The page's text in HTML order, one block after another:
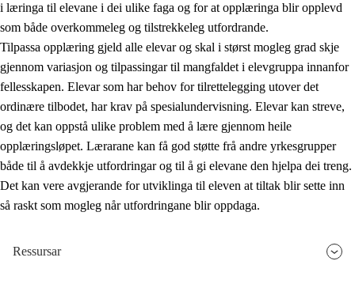
i læringa til elevane i dei ulike faga og for at opplæringa blir opplevd
som både overkommeleg og tilstrekkeleg utfordrande.
Tilpassa opplæring gjeld alle elevar og skal i størst mogleg grad skje
gjennom variasjon og tilpassingar til mangfaldet i elevgruppa innanfor
fellesskapen. Elevar som har behov for tilrettelegging utover det
ordinære tilbodet, har krav på spesialundervisning. Elevar kan streve,
og det kan oppstå ulike problem med å lære gjennom heile
opplæringsløpet. Lærarane kan få god støtte frå andre yrkesgrupper
både til å avdekkje utfordringar og til å gi elevane den hjelpa dei treng.
Det kan vere avgjerande for utviklinga til eleven at tiltak blir sette inn
så raskt som mogleg når utfordringane blir oppdaga.
Ressursar